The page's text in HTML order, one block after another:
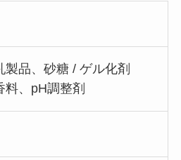
品、砂糖 / ゲル化剤
料、pH調整剤